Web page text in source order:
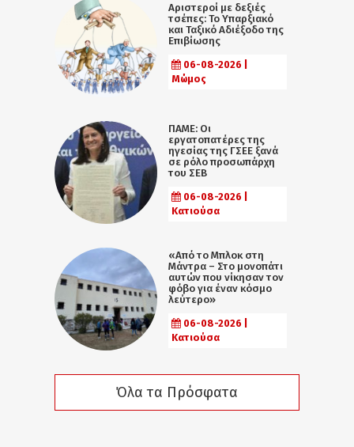
Αριστεροί με δεξιές
τσέπες: Το Υπαρξιακό
και Ταξικό Αδιέξοδο της
Επιβίωσης
06-08-2026 |
Μώμος
ΠΑΜΕ: Οι
εργατοπατέρες της
ηγεσίας της ΓΣΕΕ ξανά
σε ρόλο προσωπάρχη
του ΣΕΒ
06-08-2026 |
Κατιούσα
«Από το Μπλοκ στη
Μάντρα – Στο μονοπάτι
αυτών που νίκησαν τον
φόβο για έναν κόσμο
λεύτερο»
06-08-2026 |
Κατιούσα
Όλα τα Πρόσφατα